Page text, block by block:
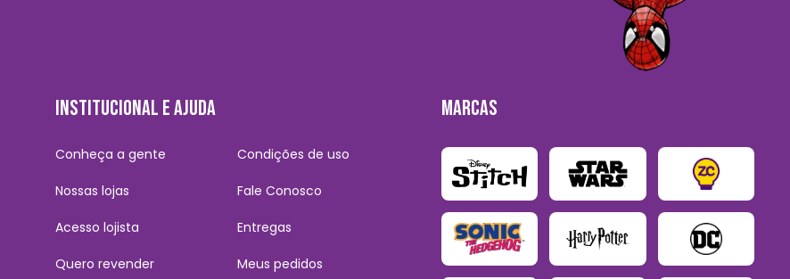
INSTITUCIONAL E AJUDA
Conheça a gente
Nossas lojas
Acesso lojista
Quero revender
Condições de uso
Fale Conosco
Entregas
Meus pedidos
MARCAS